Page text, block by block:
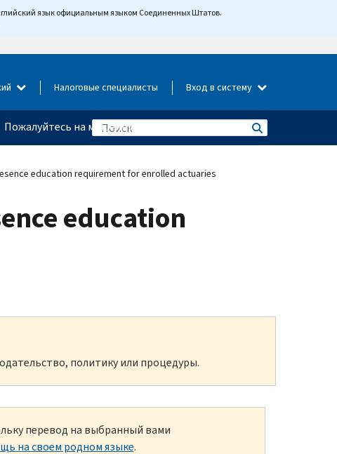
язык официальным языком Соединенных Штатов.
Налоговые специалисты Вход в систему
Пожалуйтесь на мошенничество
education requirement for enrolled actuaries
education
политику или процедуры.
перевод на выбранный вами
на своем родном языке.